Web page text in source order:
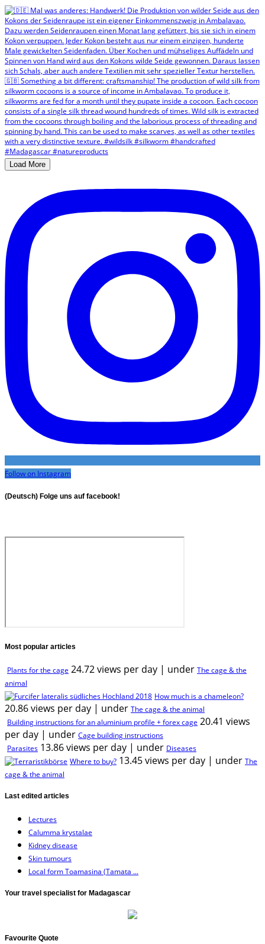
Load More
Follow on Instagram
(Deutsch) Folge uns auf facebook!
Most popular articles
Plants for the cage 24.72 views per day | under The cage & the
animal
How much is a chameleon?
20.86 views per day | under The cage & the animal
Building instructions for an aluminium profile + forex cage 20.41 views
per day | under Cage building instructions
Parasites 13.86 views per day | under Diseases
Where to buy? 13.45 views per day | under The
cage & the animal
Last edited articles
Lectures
Calumma krystalae
Kidney disease
Skin tumours
Local form Toamasina (Tamata ...
Your travel specialist for Madagascar
Favourite Quote